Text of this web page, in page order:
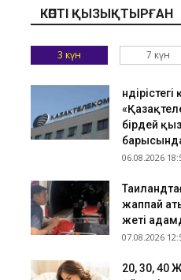
КӨПТІ ҚЫЗЫҚТЫРҒАН
3 күн 7 күн
бірдей
06.08.2026
жаппай
жеті
07.08.2026
​20, 30, 40